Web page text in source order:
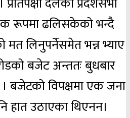
रूपमा ढलिसकेको भन्दै
मत लिनुपर्नेसमेत भन्न भ्याए
बजेट अन्ततः बुधबार
बजेटको विपक्षमा एक जना
हात उठाएका थिएनन।